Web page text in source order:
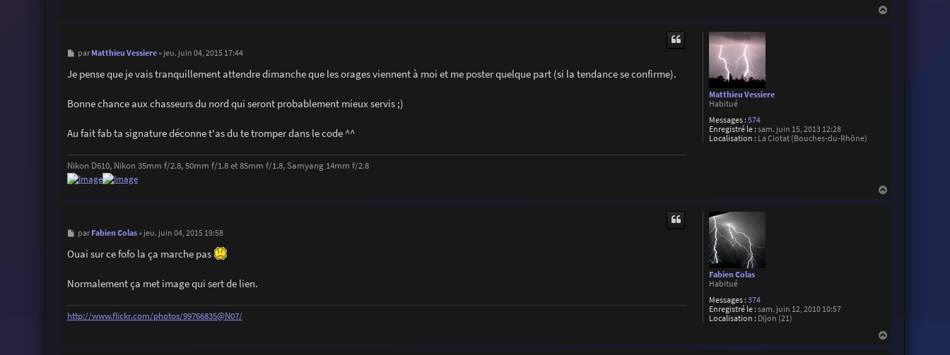
Matthieu Vessiere
Habitué
Messages : 574
Enregistré le : sam. juin 15, 2013 12:28
Localisation : La Ciotat (Bouches-du-Rhône)
M
s
s
e
par Matthieu Vessiere» jeu. juin 04, 2015 17:44
Je pense que je vais tranquillement attendre dimanche que les orages viennent à moi et me poster quelque part (si la tendance se confirme).
Bonne chance aux chasseurs du nord qui seront probablement mieux servis ;)
Au fait fab ta signature déconne t'as du te tromper dans le code ^^
Nikon D610, Nikon 35mm f/2.8, 50mm f/1.8 et 85mm f/1.8, Samyang 14mm f/2.8
Fabien Colas
Habitué
Messages : 374
Enregistré le : sam. juin 12, 2010 10:57
Localisation : Dijon (21)
M
s
s
e
par Fabien Colas» jeu. juin 04, 2015 19:58
Ouai sur ce fofo la ça marche pas
Normalement ça met image qui sert de lien.
http://www.flickr.com/photos/99766835@N07/